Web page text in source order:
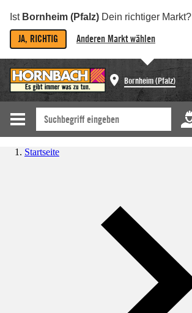
Ist Bornheim (Pfalz) Dein richtiger Markt?
JA, RICHTIG Anderen Markt wählen
Bornheim (Pfalz)
Startseite